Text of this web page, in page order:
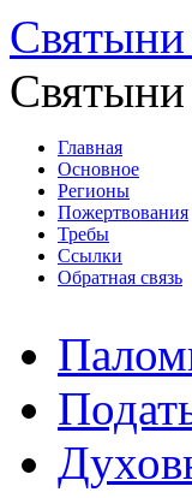
Главная
Основное
Регионы
Пожертвования
Требы
Ссылки
Обратная связь